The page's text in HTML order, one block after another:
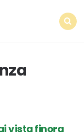
vista finora